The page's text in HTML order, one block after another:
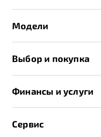
Модели
X70
Выбор и покупка
Спецпредложения и Акции
Записаться на тест-драйв
Финансы и услуги
Трейд-ин
Сервис